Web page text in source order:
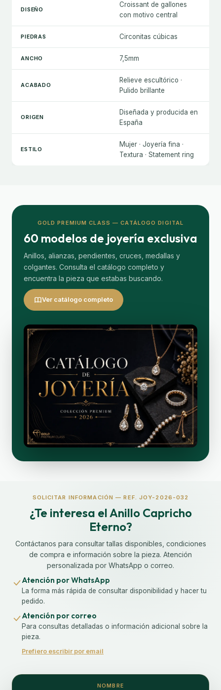
DISEÑO
Croissant de gallones
con motivo central
PIEDRAS Circonitas cúbicas
ANCHO 7,5mm
ACABADO
Relieve escultórico ·
Pulido brillante
ORIGEN
Diseñada y producida en
España
ESTILO
Mujer · Joyería fina ·
Textura · Statement ring
GOLD PREMIUM CLASS — CATÁLOGO DIGITAL
60 modelos de joyería exclusiva
Anillos, alianzas, pendientes, cruces, medallas y
colgantes. Consulta el catálogo completo y
encuentra la pieza que estabas buscando.
Ver catálogo completo
SOLICITAR INFORMACIÓN — REF. JOY-2026-032
¿Te interesa el Anillo Capricho
Eterno?
Contáctanos para consultar tallas disponibles, condiciones
de compra e información sobre la pieza. Atención
personalizada por WhatsApp o correo.
Atención por WhatsApp
La forma más rápida de consultar disponibilidad y hacer tu
pedido.
Atención por correo
Para consultas detalladas o información adicional sobre la
pieza.
Prefiero escribir por email
NOMBRE